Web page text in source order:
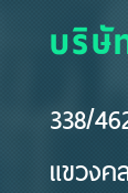
บริษั
338/
แขวง